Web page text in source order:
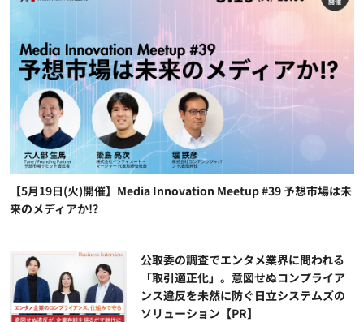
【5月19日(火)開催】Media Innovation Meetup #39 予想市場は未
来のメディアか!?
公​​取委の調査でエンタメ業界に問われる
「取引適正化」。意図せぬコンプライア
ンス違反を未然に防ぐ日立システムズの
ソリューション​【PR】